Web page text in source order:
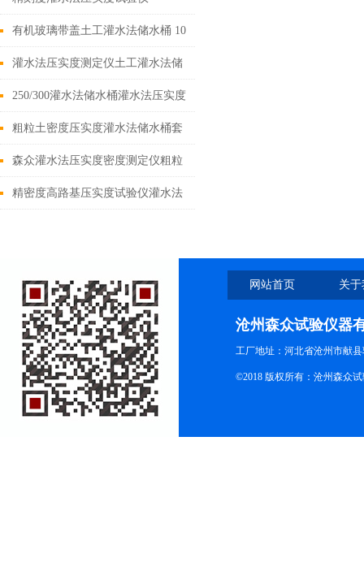
有机玻璃带盖土工灌水法储水桶 10
升20升
灌水法压实度测定仪土工灌水法储
水桶规格 10升20升30升50升
250/300灌水法储水桶灌水法压实度
密度测定仪
粗粒土密度压实度灌水法储水桶套
环直径250/300mm
森众灌水法压实度密度测定仪粗粒
土巨粒土灌水法
精密度高路基压实度试验仪灌水法
网站首页 关
沧州森众试验仪器
工厂地址：河北省沧州市献
©2018 版权所有：沧州森众